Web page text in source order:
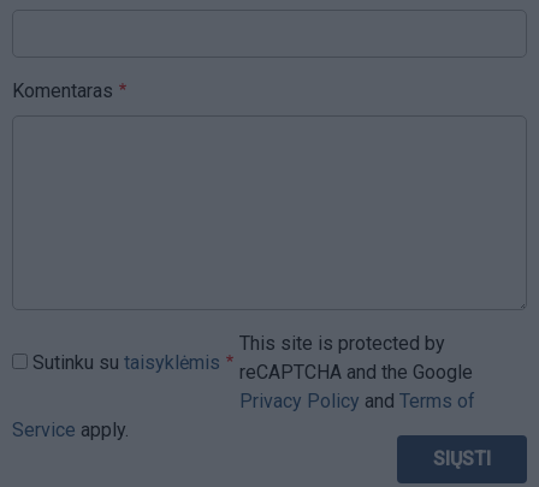
Komentaras
Sutinku su taisyklėmis
This site is protected by
reCAPTCHA and the Google
Privacy Policy and Terms of
Service apply.